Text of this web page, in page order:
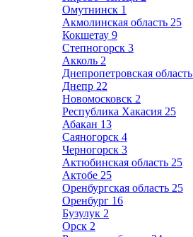
Омутнинск 1
Акмолинская область 25
Кокшетау 9
Степногорск 3
Акколь 2
Днепропетровская область
Днепр 22
Новомосковск 2
Республика Хакасия 25
Абакан 13
Саяногорск 4
Черногорск 3
Актюбинская область 25
Актобе 25
Оренбургская область 25
Оренбург 16
Бузулук 2
Орск 2